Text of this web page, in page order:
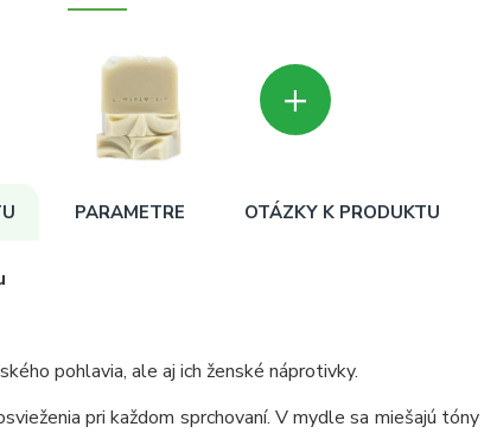
+
PARAMETRE OTÁZKY K PRODUKTU
pohlavia, ale aj ich ženské náprotivky.
pri každom sprchovaní. V mydle sa miešajú tóny